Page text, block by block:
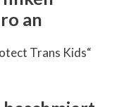
an
Trans Kids“